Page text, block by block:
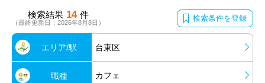
検索結果 14 件
（最終更新日：2026年8月8日） 検索条件を登録
エリア/駅 台東区
職種 カフェ